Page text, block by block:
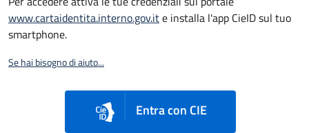
www.cartaidentita.interno.gov.ite installa l'app CieID sul tuo
smartphone.
Se hai bisogno di aiuto...
Entra con CIE